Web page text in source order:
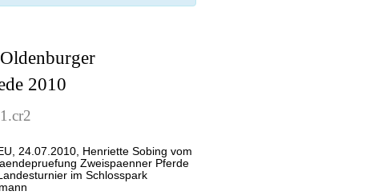
2010
24.07.2010, Henriette Sobing vom
Zweispaenner Pferde
im Schlosspark